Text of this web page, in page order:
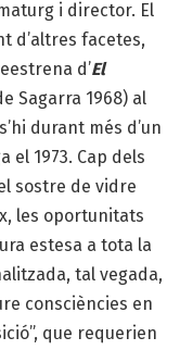
i director. El
d’altres facetes,
d’El
Sagarra 1968) al
durant més d’un
el 1973. Cap dels
sostre de vidre
les oportunitats
estesa a tota la
tal vegada,
consciències en
que requerien